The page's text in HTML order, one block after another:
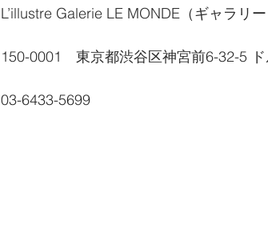
L’illustre Galerie LE MONDE（ギャラリー
150-0001　東京都渋谷区神宮前6-32-5
03-6433-5699